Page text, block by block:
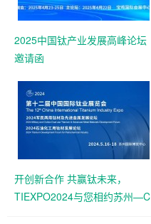
2025中国钛产业发展高峰论坛
邀请函
开创新合作 共赢钛未来，
TIEXPO2024与您相约苏州—C